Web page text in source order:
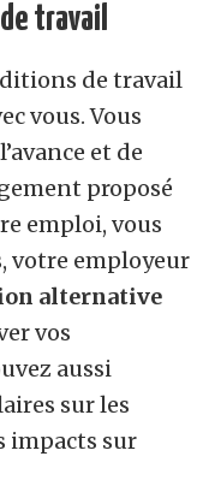
travail
de travail
vous. Vous
et de
proposé
emploi, vous
votre employeur
alternative
vos
aussi
sur les
impacts sur